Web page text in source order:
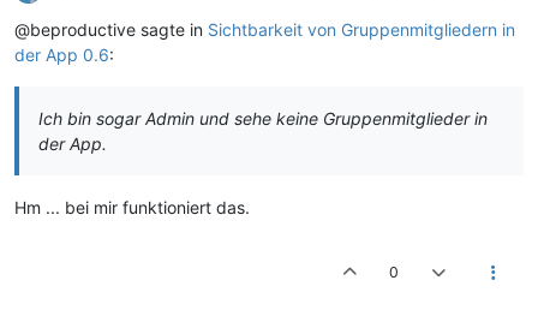
@beproductive sagte in Sichtbarkeit von Gruppenmitgliedern in
der App 0.6:
Ich bin sogar Admin und sehe keine Gruppenmitglieder in
der App.
Hm ... bei mir funktioniert das.
0